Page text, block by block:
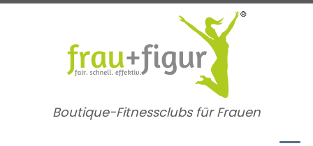
Zum
Boutique-Fitnessclubs für Frauen